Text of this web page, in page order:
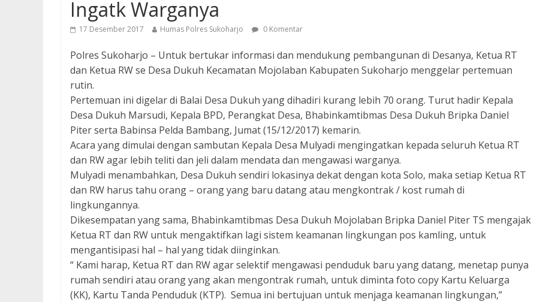
Ingatk Warganya
17 Desember 2017 Humas Polres Sukoharjo 0 Komentar
Polres Sukoharjo – Untuk bertukar informasi dan mendukung pembangunan di Desanya, Ketua RT
dan Ketua RW se Desa Dukuh Kecamatan Mojolaban Kabupaten Sukoharjo menggelar pertemuan
rutin.
Pertemuan ini digelar di Balai Desa Dukuh yang dihadiri kurang lebih 70 orang. Turut hadir Kepala
Desa Dukuh Marsudi, Kepala BPD, Perangkat Desa, Bhabinkamtibmas Desa Dukuh Bripka Daniel
Piter serta Babinsa Pelda Bambang, Jumat (15/12/2017) kemarin.
Acara yang dimulai dengan sambutan Kepala Desa Mulyadi mengingatkan kepada seluruh Ketua RT
dan RW agar lebih teliti dan jeli dalam mendata dan mengawasi warganya.
Mulyadi menambahkan, Desa Dukuh sendiri lokasinya dekat dengan kota Solo, maka setiap Ketua RT
dan RW harus tahu orang – orang yang baru datang atau mengkontrak / kost rumah di
lingkungannya.
Dikesempatan yang sama, Bhabinkamtibmas Desa Dukuh Mojolaban Bripka Daniel Piter TS mengajak
Ketua RT dan RW untuk mengaktifkan lagi sistem keamanan lingkungan pos kamling, untuk
mengantisipasi hal – hal yang tidak diinginkan.
“ Kami harap, Ketua RT dan RW agar selektif mengawasi penduduk baru yang datang, menetap punya
rumah sendiri atau orang yang akan mengontrak rumah, untuk diminta foto copy Kartu Keluarga
(KK), Kartu Tanda Penduduk (KTP). Semua ini bertujuan untuk menjaga keamanan lingkungan,”